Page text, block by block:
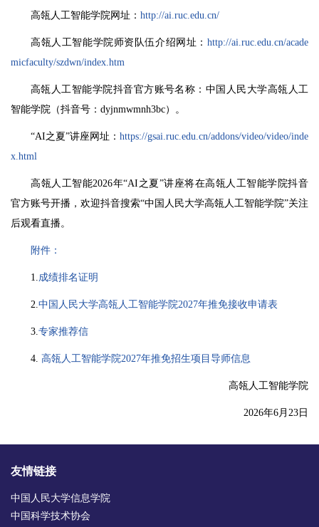
高瓴人工智能学院网址： http://ai.ruc.edu.cn/
高瓴人工智能学院师资队伍介绍网址： http://ai.ruc.edu.cn/acade
micfaculty/szdwn/index.htm
高瓴人工智能学院抖音官方账号名称：中国人民大学高瓴人工
智能学院（抖音号：dyjnmwmnh3bc）。
“AI之夏”讲座网址： https://gsai.ruc.edu.cn/addons/video/video/inde
x.html
高瓴人工智能2026年“AI之夏”讲座将在高瓴人工智能学院抖音
官方账号开播，欢迎抖音搜索“中国人民大学高瓴人工智能学院”关注
后观看直播。
附件：
1.成绩排名证明
2.中国人民大学高瓴人工智能学院2027年推免接收申请表
3.专家推荐信
4. 高瓴人工智能学院2027年推免招生项目导师信息
高瓴人工智能学院
2026年6月23日
友情链接
中国人民大学信息学院
中国科学技术协会